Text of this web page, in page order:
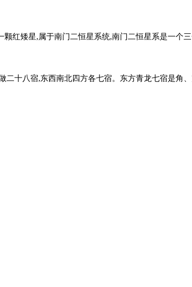
红矮星,属于南门二恒星系统,南门二恒星系是一个
十八宿,东西南北四方各七宿。东方青龙七宿是角